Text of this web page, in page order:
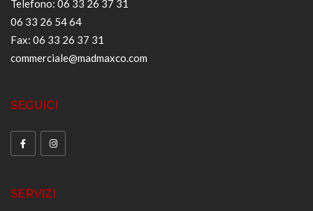
Telefono: 06 33 26 37 31
06 33 26 54 64
Fax: 06 33 26 37 31
commerciale@madmaxco.com
SEGUICI
SERVIZI